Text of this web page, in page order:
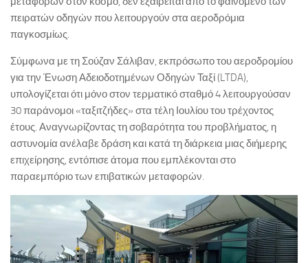
πειρατών οδηγών που λειτουργούν στα αεροδρόμια
παγκοσμίως.
Σύμφωνα με τη Σούζαν Σάλιβαν, εκπρόσωπο του αεροδρομίου
για την Ένωση Αδειοδοτημένων Οδηγών Ταξί (LTDA),
υπολογίζεται ότι μόνο στον τερματικό σταθμό 4 λειτουργούσαν
30 παράνομοι «ταξιτζήδες» στα τέλη Ιουλίου του τρέχοντος
έτους. Αναγνωρίζοντας τη σοβαρότητα του προβλήματος, η
αστυνομία ανέλαβε δράση και κατά τη διάρκεια μιας διήμερης
επιχείρησης, εντόπισε άτομα που εμπλέκονται στο
παραεμπόριο των επιβατικών μεταφορών.